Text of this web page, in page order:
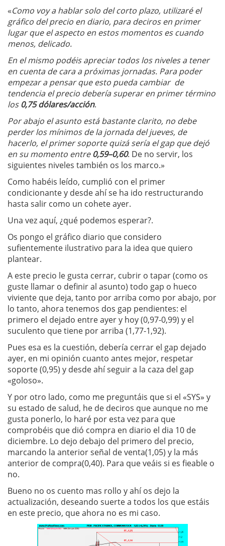
«Como voy a hablar solo del corto plazo, utilizaré el
gráfico del precio en diario, para deciros en primer
lugar que el aspecto en estos momentos es cuando
menos, delicado.
En el mismo podéis apreciar todos los niveles a tener
en cuenta de cara a próximas jornadas. Para poder
empezar a pensar que esto pueda cambiar de
tendencia el precio debería superar en primer término
los0,75 dólares/acción.
Por abajo el asunto está bastante clarito, no debe
perder los mínimos de la jornada del jueves, de
hacerlo, el primer soporte quizá sería el gap que dejó
en su momento entre0,59–0,60. De no servir, los
siguientes niveles también os los marco.»
Como habéis leído, cumplió con el primer
condicionante y desde ahí se ha ido restructurando
hasta salir como un cohete ayer.
Una vez aquí, ¿qué podemos esperar?.
Os pongo el gráfico diario que considero
sufientemente ilustrativo para la idea que quiero
plantear.
A este precio le gusta cerrar, cubrir o tapar (como os
guste llamar o definir al asunto) todo gap o hueco
viviente que deja, tanto por arriba como por abajo, por
lo tanto, ahora tenemos dos gap pendientes: el
primero el dejado entre ayer y hoy (0,97-0,99) y el
suculento que tiene por arriba (1,77-1,92).
Pues esa es la cuestión, debería cerrar el gap dejado
ayer, en mi opinión cuanto antes mejor, respetar
soporte (0,95) y desde ahí seguir a la caza del gap
«goloso».
Y por otro lado, como me preguntáis que si el «SYS» y
su estado de salud, he de deciros que aunque no me
gusta ponerlo, lo haré por esta vez para que
comprobéis que dió compra en diario el dia 10 de
diciembre. Lo dejo debajo del primero del precio,
marcando la anterior señal de venta(1,05) y la más
anterior de compra(0,40). Para que veáis si es fieable o
no.
Bueno no os cuento mas rollo y ahí os dejo la
actualización, deseando suerte a todos los que estáis
en este precio, que ahora no es mi caso.